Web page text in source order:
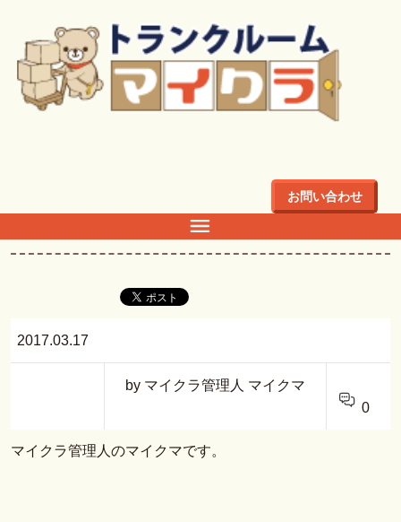
お問い合わせ
トランクルーム賃料・手数料の注意点
トランクルーム賃料・手数料の注意点
2017.03.17
by マイクラ管理人 マイクマ
0
マイクラ管理人のマイクマです。